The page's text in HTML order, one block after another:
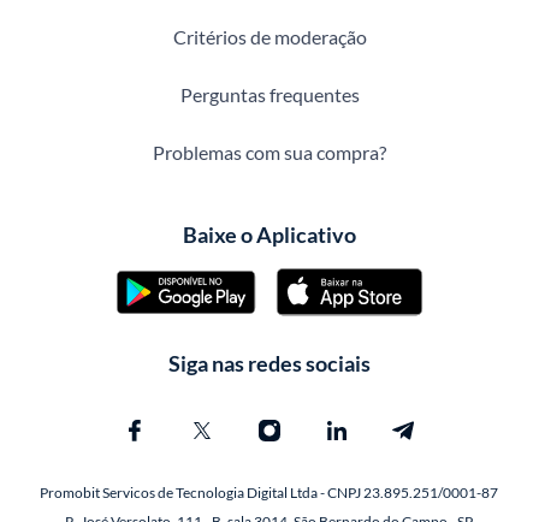
Critérios de moderação
Perguntas frequentes
Problemas com sua compra?
Baixe o Aplicativo
Siga nas redes sociais
Promobit Servicos de Tecnologia Digital Ltda - CNPJ 23.895.251/0001-87